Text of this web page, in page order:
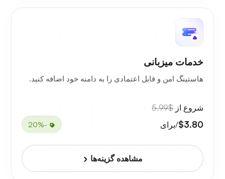
خدمات میزبانی
هاستینگ امن و قابل اعتمادی را به دامنه خود اضافه کنید.
شروع از $5.99
$3.80/برای -20%
مشاهده گزینه‌ها